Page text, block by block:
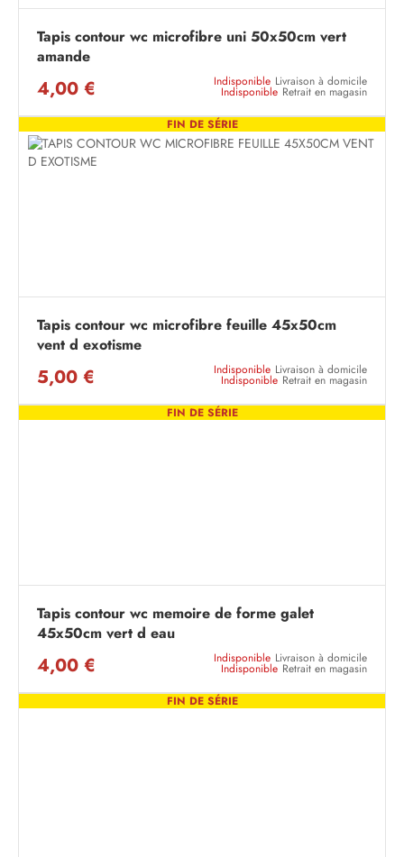
Tapis contour wc microfibre uni 50x50cm vert
amande
4,00 € Indisponible Livraison à domicile
Indisponible Retrait en magasin
FIN DE SÉRIE
Tapis contour wc microfibre feuille 45x50cm
vent d exotisme
5,00 € Indisponible Livraison à domicile
Indisponible Retrait en magasin
FIN DE SÉRIE
Tapis contour wc memoire de forme galet
45x50cm vert d eau
4,00 € Indisponible Livraison à domicile
Indisponible Retrait en magasin
FIN DE SÉRIE